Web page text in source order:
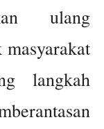
ulang
langkah